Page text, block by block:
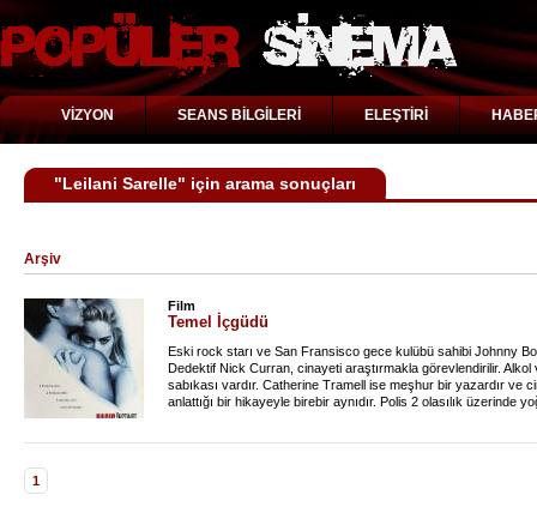
VİZYON SEANS BİLGİLERİ ELEŞTİRİ
"Leilani Sarelle" için arama sonuçları
Arşiv
Film
Temel İçgüdü
Eski rock starı ve San Fransisco gece kulübü sahibi Johnny
Dedektif Nick Curran, cinayeti araştırmakla görevlendirilir. Alkol
sabıkası vardır. Catherine Tramell ise meşhur bir yazardır ve
anlattığı bir hikayeyle birebir aynıdır. Polis 2 olasılık üzerinde
1